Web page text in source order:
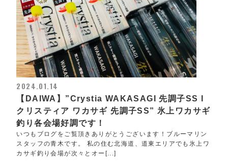
2024.01.14
【DAIWA】”Crystia WAKASAGI 先調子SS l
クリスティア ワカサギ 先調子SS” 氷上ワカサギ
釣り各会場好調です！
いつもブログをご覧頂きありがとうございます！ブルーマリン
スタッフの青木です。 私の住む北海道、道東エリアでも氷上ワ
カサギ釣り会場が次々とオー[...]